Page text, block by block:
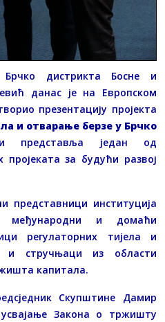
Брчко дистрикта Босне и
данас је на Европском
презентацију пројекта
и отварање берзе у Брчко
представља један од
пројеката за будући развој
представници институција
међународни и домаћи
регулаторних тијела и
и стручњаци из области
капитала.
Скупштине Дамир
Закона о тржишту